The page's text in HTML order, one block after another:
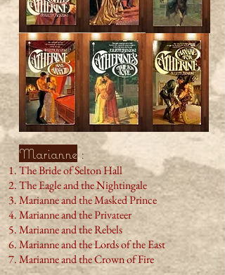
Marianne:
The Bride of Selton Hall
The Eagle and the Nightingale
Marianne and the Masked Prince
Marianne and the Privateer
Marianne and the Rebels
Marianne and the Lords of the East
Marianne and the Crown of Fire